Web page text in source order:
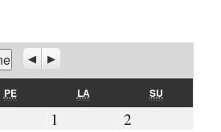
Previous
Seuraava
PEPERJANTAI LALAUANTAI SU
31.07.20261 01.08.2026
2